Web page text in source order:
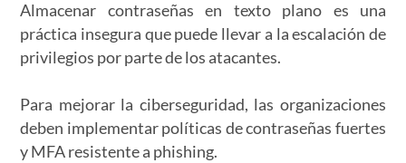
Almacenar contraseñas en texto plano es una
práctica insegura que puede llevar a la escalación de
privilegios por parte de los atacantes.
Para mejorar la ciberseguridad, las organizaciones
deben implementar políticas de contraseñas fuertes
y MFA resistente a phishing.